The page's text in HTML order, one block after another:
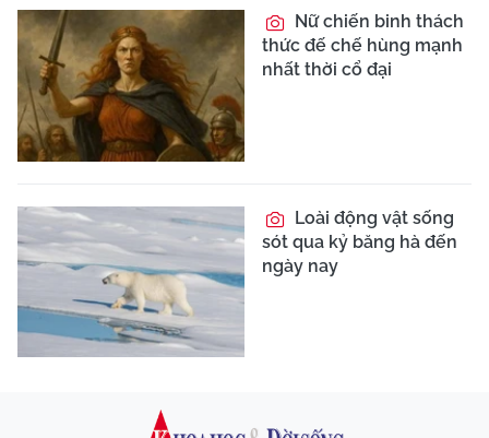
Nữ chiến binh thách
thức đế chế hùng mạnh
nhất thời cổ đại
Loài động vật sống
sót qua kỷ băng hà đến
ngày nay